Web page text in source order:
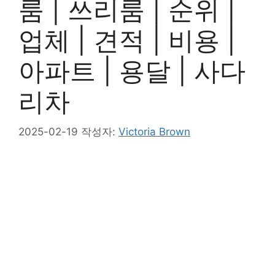
룸 | 쓰리룸 | 순위 |
업체 | 견적 | 비용 |
아파트 | 용달 | 사다
리차
2025-02-19 작성자: Victoria Brown